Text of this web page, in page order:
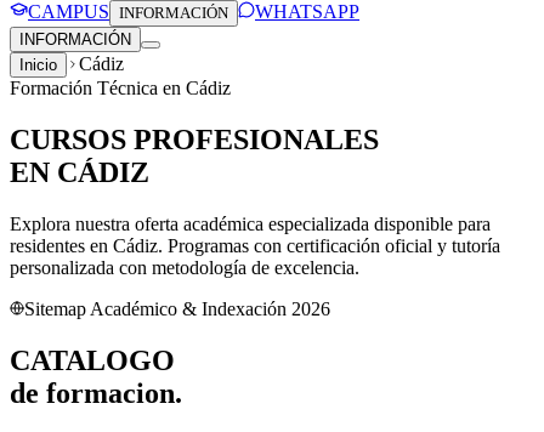
CAMPUS INFORMACIÓN WHATSAPP
INFORMACIÓN
Inicio
Cádiz
Formación Técnica en Cádiz
CURSOS PROFESIONALES
EN CÁDIZ
Explora nuestra oferta académica especializada disponible para
residentes en Cádiz. Programas con certificación oficial y tutoría
personalizada con metodología de excelencia.
Sitemap Académico & Indexación 2026
CATALOGO
de formacion.